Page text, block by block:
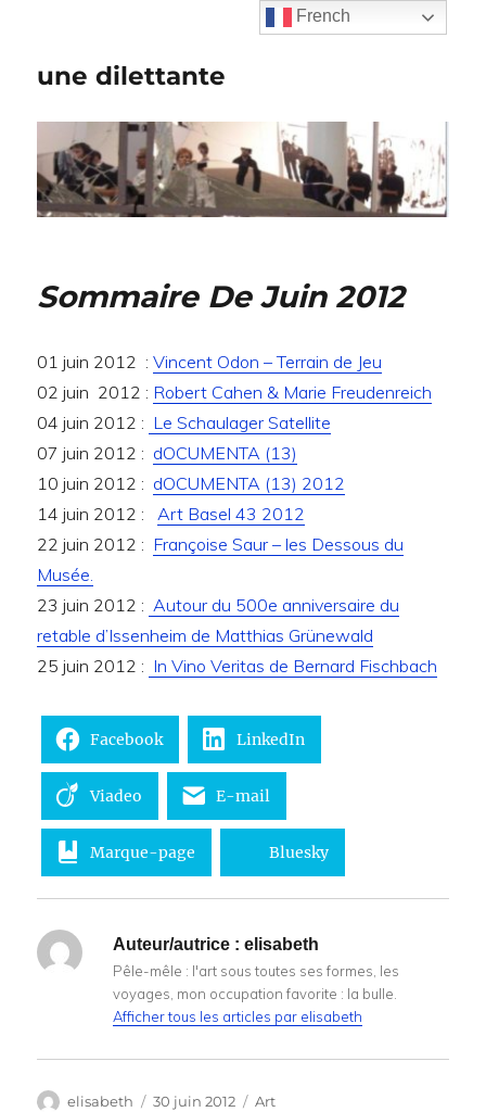
une dilettante
Sommaire De Juin 2012
01 juin 2012 :Vincent Odon – Terrain de Jeu
02 juin 2012 : Robert Cahen & Marie Freudenreich
04 juin 2012 : Le Schaulager Satellite
07 juin 2012 : dOCUMENTA (13)
10 juin 2012 : dOCUMENTA (13) 2012
14 juin 2012 :Art Basel 43 2012
22 juin 2012 : Françoise Saur – les Dessous du
Musée.
23 juin 2012 : Autour du 500e anniversaire du
retable d’Issenheim de Matthias Grünewald
25 juin 2012 : In Vino Veritas de Bernard Fischbach
Facebook LinkedIn
Viadeo E-mail
Marque-page Bluesky
Auteur/autrice : elisabeth
Pêle-mêle : l'art sous toutes ses formes, les
voyages, mon occupation favorite : la bulle.
Afficher tous les articles par elisabeth
Auteur
elisabeth
Publié
30 juin 2012 Catégories
Art
French